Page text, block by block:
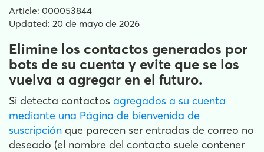
Article: 000053844
Updated: 20 de mayo de 2026
Elimine los contactos generados por
bots de su cuenta y evite que se los
vuelva a agregar en el futuro.
Si detecta contactos agregados a su cuenta
mediante una Página de bienvenida de
suscripción que parecen ser entradas de correo no
deseado (el nombre del contacto suele contener